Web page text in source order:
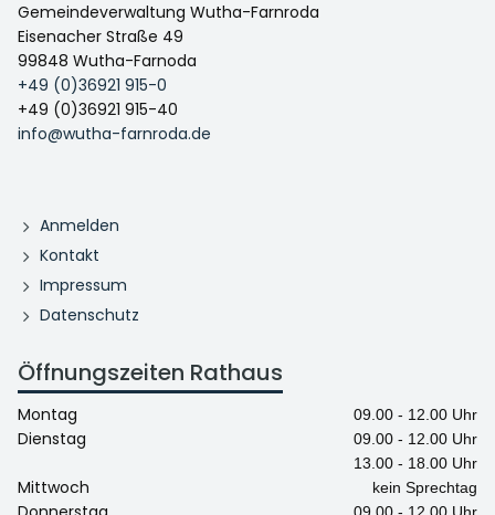
Gemeindeverwaltung Wutha-Farnroda
Eisenacher Straße 49
99848 Wutha-Farnoda
+49 (0)36921 915-0
+49 (0)36921 915-40
info@wutha-farnroda.de
Anmelden
Kontakt
Impressum
Datenschutz
Öffnungszeiten Rathaus
Montag 09.00 - 12.00 Uhr
Dienstag
09.00 - 12.00 Uhr
13.00 - 18.00 Uhr
Mittwoch kein Sprechtag